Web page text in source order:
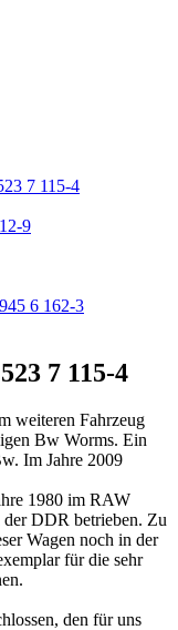
7 115-4
9
6 162-3
7 115-4
weiteren Fahrzeug
Bw Worms. Ein
Im Jahre 2009
1980 im RAW
der DDR betrieben. Zu
Wagen noch in der
für die sehr
den für uns